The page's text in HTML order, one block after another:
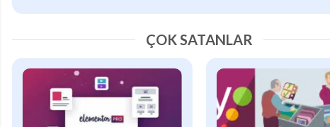
ÇOK SATANLAR